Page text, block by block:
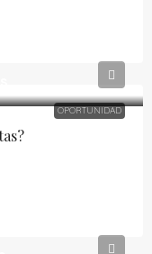
OPORTUNIDAD